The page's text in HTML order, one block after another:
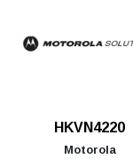
HKVN4220
Motorola